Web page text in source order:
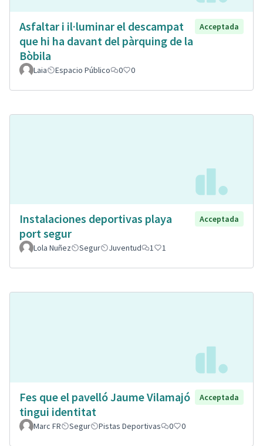
Asfaltar i il·luminar el descampat
que hi ha davant del pàrquing de la
Bòbila
Acceptada
Laia Espacio Público 0 0
Instalaciones deportivas playa
port segur
Acceptada
Lola Nuñez Segur Juventud 1 1
Fes que el pavelló Jaume Vilamajó
tingui identitat
Acceptada
Marc FR Segur Pistas Deportivas 0 0